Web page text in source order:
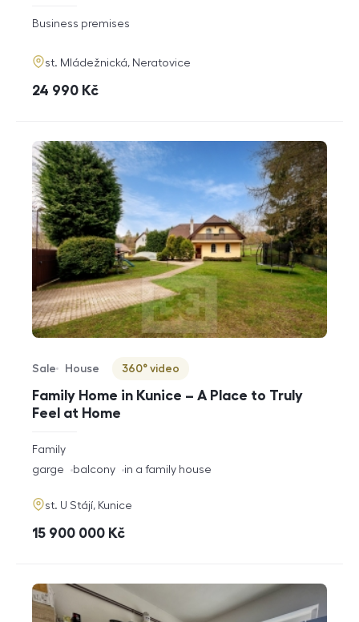
rozměry
disposition
Business premises
adresa
st. Mládežnická, Neratovice
cena
24 990 Kč
Family Home in Kunice – A Place to Truly
Feel at Home
Offer type
Sale
Property type
House
Virtuální prohlídka
360° video
rozměry
disposition
Family
funkce
garge balcony in a family house
adresa
st. U Stájí, Kunice
cena
15 900 000 Kč